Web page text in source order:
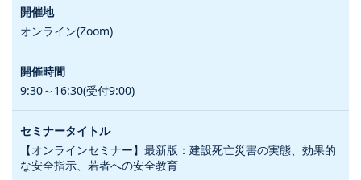
オンライン(Zoom)
9:30～16:30(受付9:00)
【オンラインセミナー】最新版：建設死亡災害の実態、効果的
な安全指示、若者への安全教育